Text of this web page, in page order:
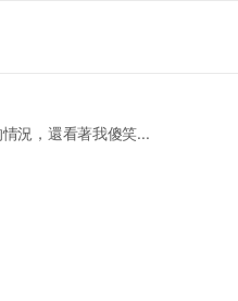
況，還看著我傻笑...